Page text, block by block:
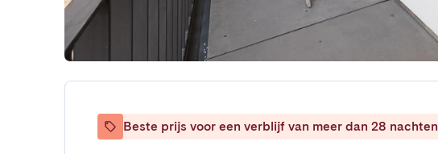
Beste prijs voor een verblijf van meer dan 28 nachten